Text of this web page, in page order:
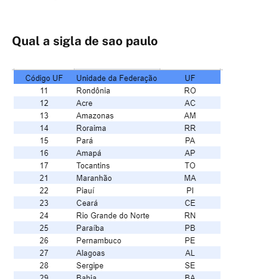
Qual a sigla de sao paulo